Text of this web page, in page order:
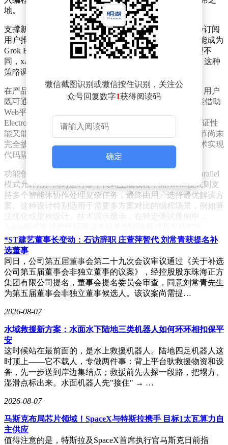
地。
支撑新产品的核心模型已现端倪。xAI近期向Grok Heavy订阅
用户推送了Grok 4.3 Early Access测试版，该版本被指可能成为
Grok Build的技术底座。与传闻中单独开发专用编程模型不
同，xAI选择直接依托升级后的通用模型实现编程功能，这种
策略调整或能缩短产品开发周期并降低维护成本。
在产品设计层面，Grok Build采用独特的双轨运行机制。用户
既可通过命令行界面（CLI）在本地环境执行任务，也能借助
Web平台进行远程操作。据分析，本地化方案可能采用
Electron框架实现跨平台桌面应用，这种技术路线既能保证性
能又能兼顾开发效率。目前关于本地执行的具体技术细节尚未
完全披露，但已有开发者推测其可能通过轻量化容器技术实现
代码隔离。
功能创新方面，Grok Build被曝将引入两种特色模式。Parallel
模式允许用户同时运行多个代码生成线程，而Arena模式则支
持多个智能体协作处理复杂任务，最终由用户选择最优解决方
案。这种设计特别适用于需要多方案对比的编程场景，例如算
法优化或架构设计。技术演示显示，在特定测试用例中，
微信截图识别或微信按住识别，关注公
众号回复数字1获得阅读码
确定
*ST建艺董事长变动：石访辞职 庄萱萍暂代 刘常青获提名补
选董事
同日，公司第五届董事会第二十九次会议审议通过《关于补选
公司第五届董事会非独立董事的议案》，经控股股东珠海正方
集团有限公司提名，董事会提名委员会审查，同意刘常青先生
为第五届董事会非独立董事候选人。该议案尚需提…
2026-08-07
水域救援新方案：水面水下陆地三类机器人如何环环相扣保平
安
这时候站在最前面的，是水上救援机器人。陆地四足机器人这
时顶上——它不载人，专做两件事：背上平台驮救援物资和设
备，先一步送到岸边集结点；救援前先去探一段路，把塌方、
湿滑点标出来。水面机器人先"接住" → …
2026-08-07
马斯克布局芯片领域！SpaceX与特斯拉携手 目标1太瓦算力自
主供应
值得注意的是，特斯拉及SpaceX首席执行官马斯克日前指